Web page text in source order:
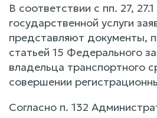
В соответствии с пп. 27,
государственной услуги
представляют документы,
статьей 15 Федерального
владельца транспортного
совершении
Согласно п. 132